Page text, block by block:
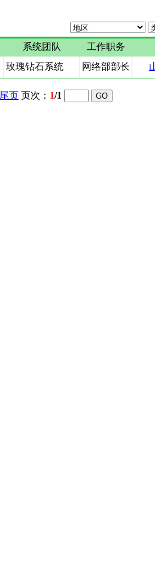
系统团队 工作职务
玫瑰钻石系统 网络部部长
尾页 页次： 1/1